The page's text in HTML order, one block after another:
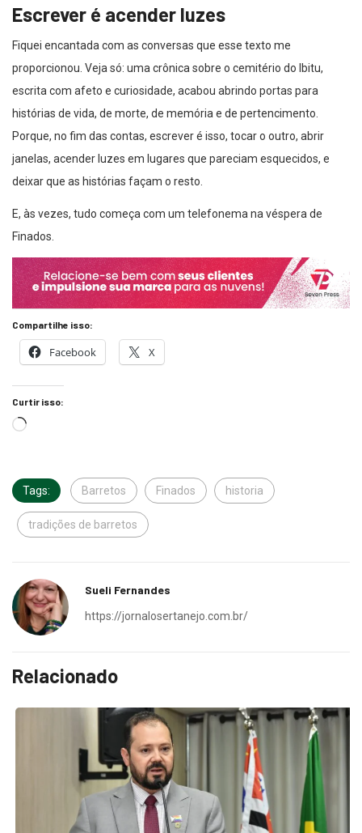
Escrever é acender luzes
Fiquei encantada com as conversas que esse texto me
proporcionou. Veja só: uma crônica sobre o cemitério do Ibitu,
escrita com afeto e curiosidade, acabou abrindo portas para
histórias de vida, de morte, de memória e de pertencimento.
Porque, no fim das contas, escrever é isso, tocar o outro, abrir
janelas, acender luzes em lugares que pareciam esquecidos, e
deixar que as histórias façam o resto.
E, às vezes, tudo começa com um telefonema na véspera de
Finados.
Compartilhe isso:
Facebook X
Curtir isso:
Tags: Barretos Finados historia
tradições de barretos
Sueli Fernandes
https://jornalosertanejo.com.br/
Relacionado